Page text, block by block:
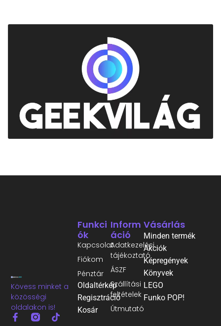
Kövess minket a
közösségi
oldalakon is!
Inform
Áció
Adatkezelési
tájékoztató
ÁSZF
Szállítási
feltételek
Útmutató
Funkci
Ók
Kapcsolat
Fiókom
Pénztár
Oldaltérkép
Regisztráció
Kosár
Vásárlás
Minden termék
Akciók
Képregények
Könyvek
LEGO
Funko POP!